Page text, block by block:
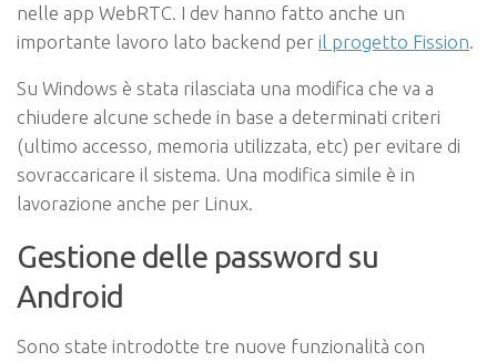
nelle app WebRTC. I dev hanno fatto anche un
importante lavoro lato backend per il progetto Fission
Su Windows è stata rilasciata una modifica che va a
chiudere alcune schede in base a determinati criteri
(ultimo accesso, memoria utilizzata, etc) per evitare di
sovraccaricare il sistema. Una modifica simile è in
lavorazione anche per Linux.
Gestione delle password su
Android
Sono state introdotte tre nuove funzionalità con